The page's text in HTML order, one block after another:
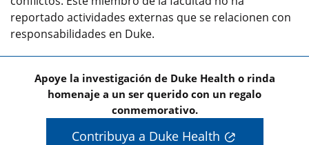
reportado actividades externas que se relacionen con
responsabilidades en Duke.
Apoye la investigación de Duke Health o rinda
homenaje a un ser querido con un regalo
conmemorativo.
Contribuya a Duke Health